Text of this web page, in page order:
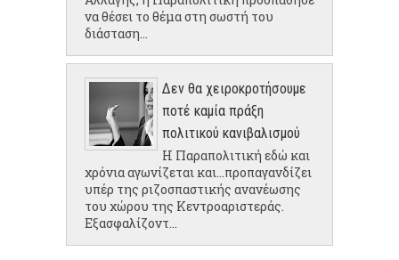
να θέσει το θέμα στη σωστή του
διάσταση...
Δεν θα χειροκροτήσουμε
ποτέ καμία πράξη
πολιτικού κανιβαλισμού
Η Παραπολιτική εδώ και
χρόνια αγωνίζεται και...προπαγανδίζει
υπέρ της ριζοσπαστικής ανανέωσης
του χώρου της Κεντροαριστεράς.
Εξασφαλίζοντ...